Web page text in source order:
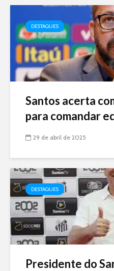
DESTAQUES
Santos acerta
para comandar
29 de abril de 2025
DESTAQUES
Presidente do